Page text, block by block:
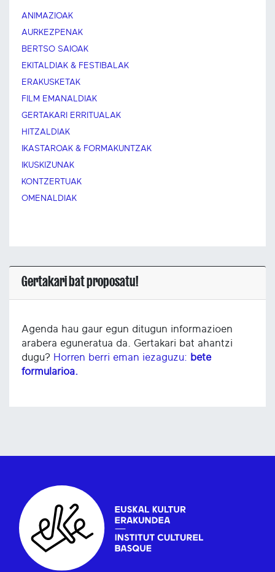
ANIMAZIOAK
AURKEZPENAK
BERTSO SAIOAK
EKITALDIAK & FESTIBALAK
ERAKUSKETAK
FILM EMANALDIAK
GERTAKARI ERRITUALAK
HITZALDIAK
IKASTAROAK & FORMAKUNTZAK
IKUSKIZUNAK
KONTZERTUAK
OMENALDIAK
Gertakari bat proposatu!
Agenda hau gaur egun ditugun informazioen
arabera eguneratua da. Gertakari bat ahantzi
dugu? Horren berri eman iezaguzu: bete
formularioa.